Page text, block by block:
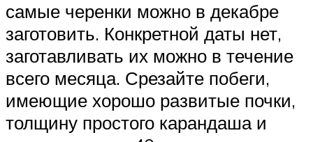
самые черенки можно в декабре
заготовить. Конкретной даты нет,
заготавливать их можно в течение
всего месяца. Срезайте побеги,
имеющие хорошо развитые почки,
толщину простого карандаша и